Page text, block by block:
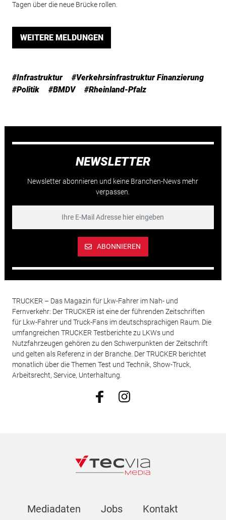
Tagen über die neue Brücke rollen.
WEITERE MELDUNGEN
#Infrastruktur
#Verkehrsinfrastruktur Finanzierung
#Politik
#BMDV #Rheinland-Pfalz
NEWSLETTER
Newsletter abonnieren und keine Branchen-News mehr
verpassen.
ABONNIEREN
TRUCKER – Das Magazin für Lkw-Fahrer im Nah- und
Fernverkehr: Der TRUCKER ist eine der führenden Zeitschriften
für Lkw-Fahrer und Truck-Fans im deutschsprachigen Raum. Die
umfangreichen TRUCKER Testberichte zu LKWs und
Nutzfahrzeugen gehören zu den Schwerpunkten der Zeitschrift
und gelten als Referenz in der Branche. Der TRUCKER berichtet
monatlich über die Themen Test und Technik, Show-Truck,
Arbeitsrecht, Service, Unterhaltung.
Mediadaten Jobs Kontakt